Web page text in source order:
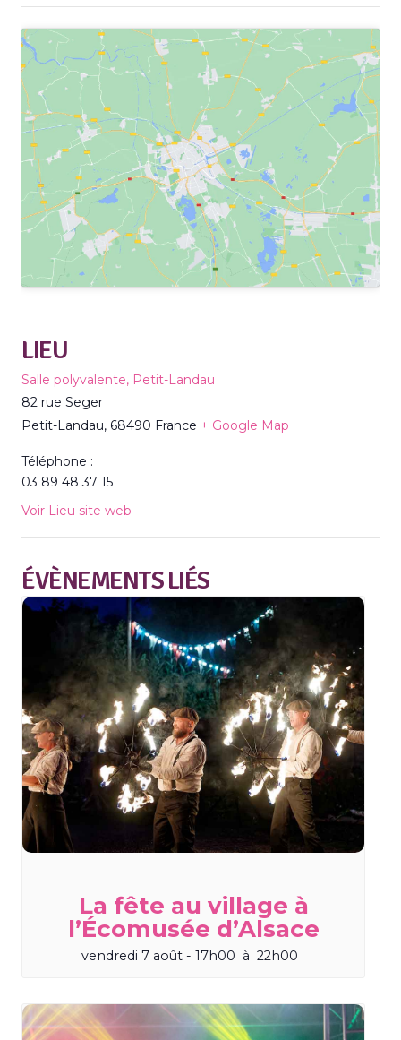
LIEU
Salle polyvalente, Petit-Landau
82 rue Seger
Petit-Landau, 68490 France + Google Map
Téléphone :
03 89 48 37 15
Voir Lieu site web
ÉVÈNEMENTS LIÉS
La fête au village à
l’Écomusée d’Alsace
vendredi 7 août - 17h00 à 22h00